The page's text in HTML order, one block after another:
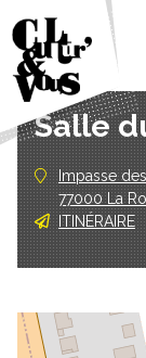
Salle
Impasse
77000 La
ITINÉRAIRE